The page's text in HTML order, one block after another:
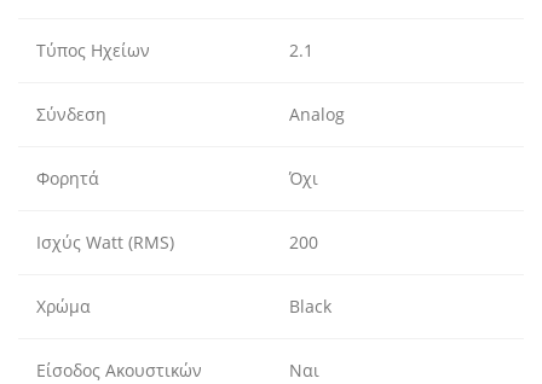
Τύπος Ηχείων 2.1
Σύνδεση Analog
Φορητά Όχι
Ισχύς Watt (RMS) 200
Χρώμα Black
Είσοδος Ακουστικών Ναι